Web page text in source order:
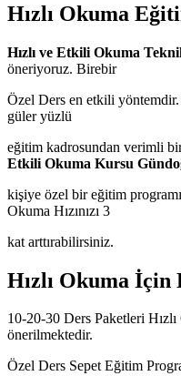
Hızlı Okuma
Hızlı ve Etkili Okuma
öneriyoruz. Birebir
Özel Ders en etkili
güler yüzlü
eğitim kadrosundan verimli
Etkili Okuma Kursu
kişiye özel bir eğitim
Okuma Hızınızı 3
kat arttırabilirsiniz.
Hızlı Okuma
10-20-30 Ders Paketleri
önerilmektedir.
Özel Ders Sepet Eğitim